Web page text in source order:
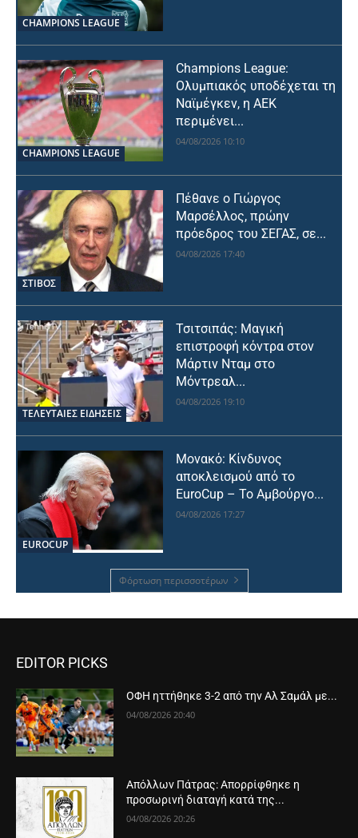
CHAMPIONS LEAGUE
CHAMPIONS LEAGUE
Champions League:
Ολυμπιακός υποδέχεται τη
Ναϊμέγκεν, η ΑΕΚ
περιμένει...
04/08/2026 10:10
ΣΤΙΒΟΣ
Πέθανε ο Γιώργος
Μαρσέλλος, πρώην
πρόεδρος του ΣΕΓΑΣ, σε...
04/08/2026 17:40
ΤΕΛΕΥΤΑΙΕΣ ΕΙΔΗΣΕΙΣ
Τσιτσιπάς: Μαγική
επιστροφή κόντρα στον
Μάρτιν Νταμ στο
Μόντρεαλ...
04/08/2026 19:10
EUROCUP
Μονακό: Κίνδυνος
αποκλεισμού από το
EuroCup – Το Αμβούργο...
04/08/2026 17:27
Φόρτωση περισσοτέρων
EDITOR PICKS
ΟΦΗ ηττήθηκε 3-2 από την Αλ Σαμάλ με...
04/08/2026 20:40
Απόλλων Πάτρας: Απορρίφθηκε η
προσωρινή διαταγή κατά της...
04/08/2026 20:26